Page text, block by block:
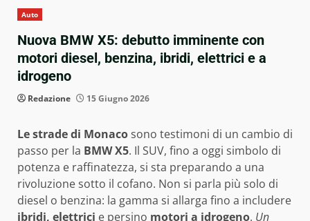
Auto
Nuova BMW X5: debutto imminente con
motori diesel, benzina, ibridi, elettrici e a
idrogeno
Redazione 15 Giugno 2026
Le strade di Monacosono testimoni di un cambio di
passo per la BMW X5. Il SUV, fino a oggi simbolo di
potenza e raffinatezza, si sta preparando a una
rivoluzione sotto il cofano. Non si parla più solo di
diesel o benzina: la gamma si allarga fino a includere
ibridi, elettrici e persino motori a idrogeno. Un